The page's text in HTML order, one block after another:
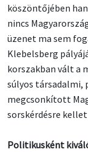
köszöntőjében
nincs
üzenet ma sem
Klebelsberg
korszakban vált a
súlyos társadalmi,
megcsonkított
sorskérdésre
Politikusként